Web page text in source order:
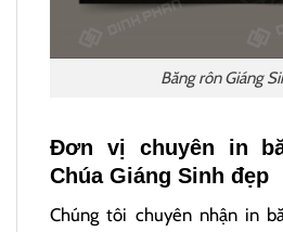
Băng rôn Giáng
Đơn vị chuyên in
Chúa Giáng Sinh đẹp
Chúng tôi chuyên nhận in